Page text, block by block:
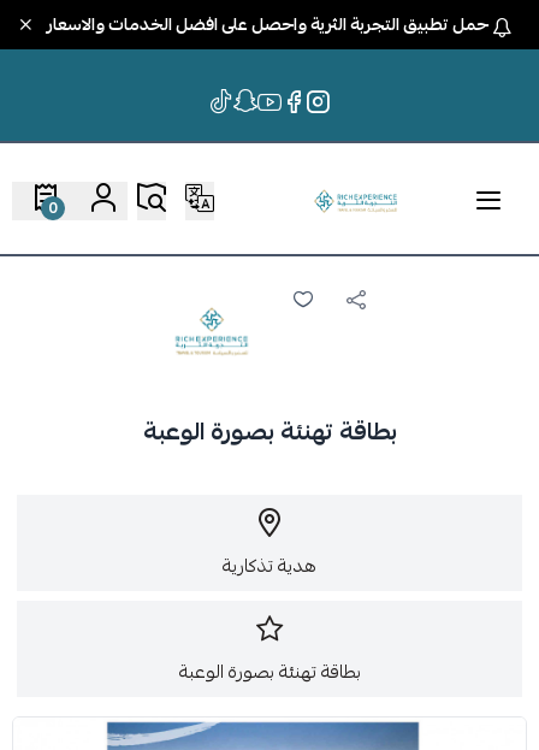
حمل تطبيق التجربة الثرية واحصل على افضل الخدمات والاسعار
0
بطاقة تهنئة بصورة الوعبة
هدية تذكارية
بطاقة تهنئة بصورة الوعبة